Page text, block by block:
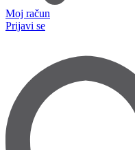
Moj račun
Prijavi se